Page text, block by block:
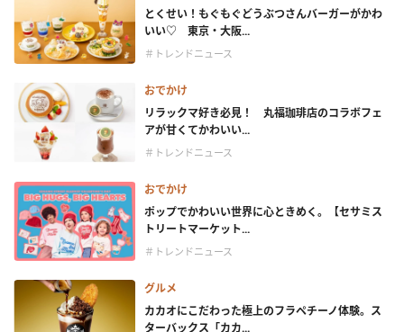
とくせい！もぐもぐどうぶつさんバーガーがかわ
いい♡ 東京・大阪...
＃トレンドニュース
おでかけ
リラックマ好き必見！ 丸福珈琲店のコラボフェ
アが甘くてかわいい...
＃トレンドニュース
おでかけ
ポップでかわいい世界に心ときめく。【セサミス
トリートマーケット...
＃トレンドニュース
グルメ
カカオにこだわった極上のフラペチーノ体験。ス
ターバックス「カカ...